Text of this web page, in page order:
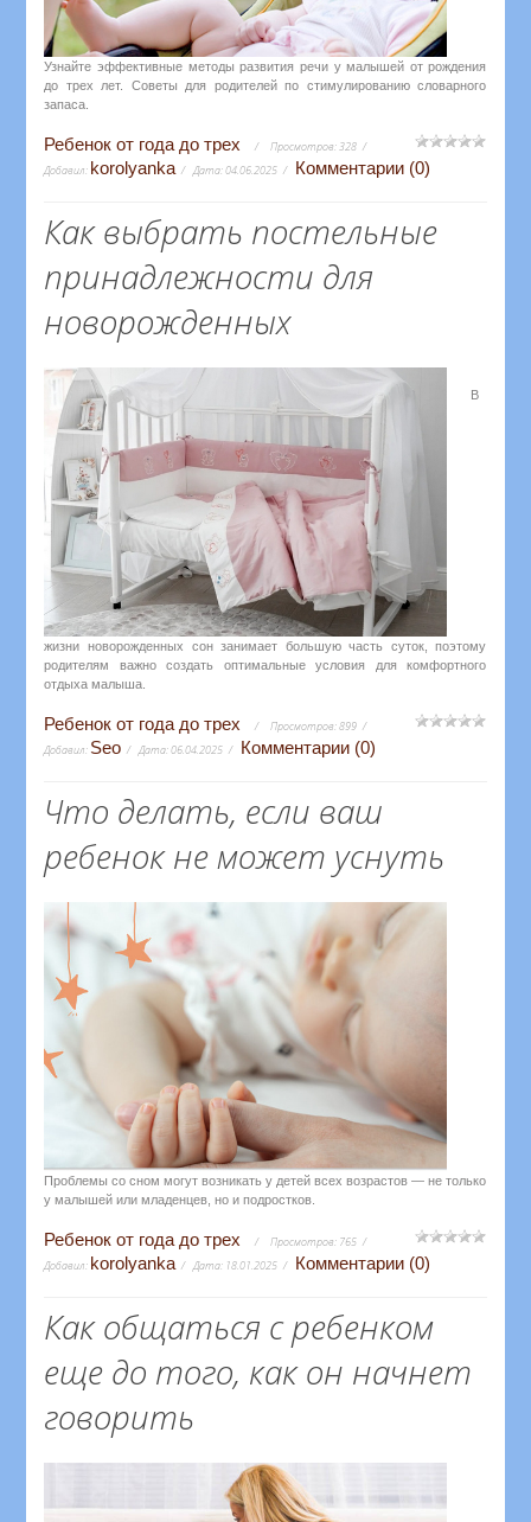
Узнайте эффективные методы развития речи у малышей от рождения
до трех лет. Советы для родителей по стимулированию словарного
запаса.
Ребенок от года до трех Просмотров:328
Добавил: korolyanka Дата:04.06.2025 Комментарии (0)
Как выбрать постельные
принадлежности для
новорожденных
В
жизни новорожденных сон занимает большую часть суток, поэтому
родителям важно создать оптимальные условия для комфортного
отдыха малыша.
Ребенок от года до трех Просмотров:899
Добавил: Seo Дата:06.04.2025 Комментарии (0)
Что делать, если ваш
ребенок не может уснуть
Проблемы со сном могут возникать у детей всех возрастов — не только
у малышей или младенцев, но и подростков.
Ребенок от года до трех Просмотров: 765
Добавил: korolyanka Дата: 18.01.2025 Комментарии (0)
Как общаться с ребенком
еще до того, как он начнет
говорить